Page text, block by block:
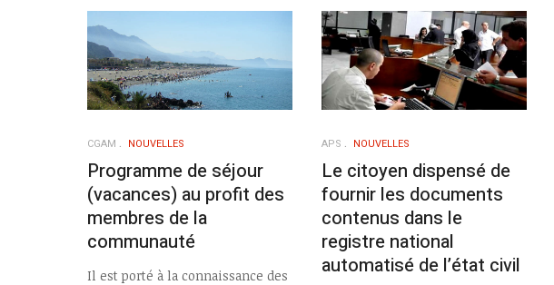
CGAM NOUVELLES
Programme de séjour
(vacances) au profit des
membres de la
communauté
Il est porté à la connaissance des
APS NOUVELLES
Le citoyen dispensé de
fournir les documents
contenus dans le
registre national
automatisé de l’état civil